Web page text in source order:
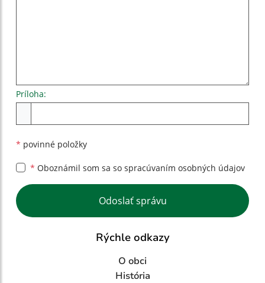
Príloha:
* povinné položky
* Oboznámil som sa so spracúvaním osobných údajov
Google reCaptcha Response
Odoslať správu
Rýchle odkazy
O obci
História